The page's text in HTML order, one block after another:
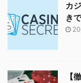
カ
き
【